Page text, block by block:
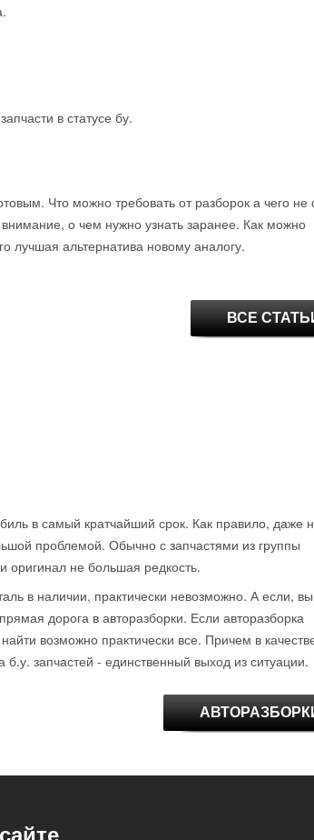
в статусе бу.
Что можно требовать от разборок а чего не
о чем нужно узнать заранее. Как можно
лучшая альтернатива новому аналогу.
ВСЕ
в самый кратчайший срок. Как правило, даже
проблемой. Обычно с запчастями из группы
оригинал не большая редкость.
в наличии, практически невозможно. А если, вы
дорога в авторазборки. Если авторазборка
возможно практически все. Причем в
запчастей - единственный выход из ситуации.